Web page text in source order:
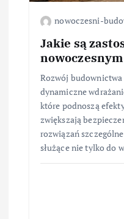
nowoczesni-
Jakie są
Rozwój
dynamiczne
które podnoszą
zwiększają
rozwiązań
służące nie tylko do